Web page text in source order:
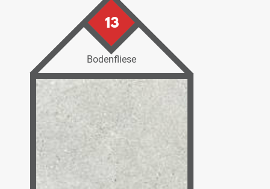
13
Bodenfliese